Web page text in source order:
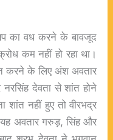
का वध करने के बावजूद
कम नहीं हो रहा था।
करने के लिए अंश अवतार
देवता से शांत होने
नहीं हुए तो वीरभद्र
अवतार गरुड़, सिंह और